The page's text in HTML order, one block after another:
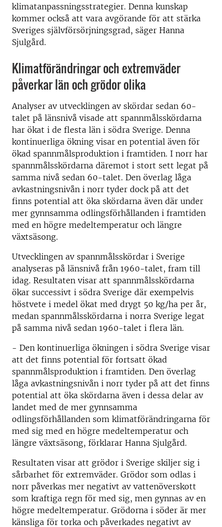
klimatanpassningsstrategier. Denna kunskap
kommer också att vara avgörande för att stärka
Sveriges självförsörjningsgrad, säger Hanna
Sjulgård.
Klimatförändringar och extremväder
påverkar län och grödor olika
Analyser av utvecklingen av skördar sedan 60-
talet på länsnivå visade att spannmålsskördarna
har ökat i de flesta län i södra Sverige. Denna
kontinuerliga ökning visar en potential även för
ökad spannmålsproduktion i framtiden. I norr har
spannmålsskördarna däremot i stort sett legat på
samma nivå sedan 60-talet. Den överlag låga
avkastningsnivån i norr tyder dock på att det
finns potential att öka skördarna även där under
mer gynnsamma odlingsförhållanden i framtiden
med en högre medeltemperatur och längre
växtsäsong.
Utvecklingen av spannmålsskördar i Sverige
analyseras på länsnivå från 1960-talet, fram till
idag. Resultaten visar att spannmålsskördarna
ökar successivt i södra Sverige där exempelvis
höstvete i medel ökat med drygt 50 kg/ha per år,
medan spannmålsskördarna i norra Sverige legat
på samma nivå sedan 1960-talet i flera län.
- Den kontinuerliga ökningen i södra Sverige visar
att det finns potential för fortsatt ökad
spannmålsproduktion i framtiden. Den överlag
låga avkastningsnivån i norr tyder på att det finns
potential att öka skördarna även i dessa delar av
landet med de mer gynnsamma
odlingsförhållanden som klimatförändringarna för
med sig med en högre medeltemperatur och
längre växtsäsong, förklarar Hanna Sjulgård.
Resultaten visar att grödor i Sverige skiljer sig i
sårbarhet för extremväder. Grödor som odlas i
norr påverkas mer negativt av vattenöverskott
som kraftiga regn för med sig, men gynnas av en
högre medeltemperatur. Grödorna i söder är mer
känsliga för torka och påverkades negativt av